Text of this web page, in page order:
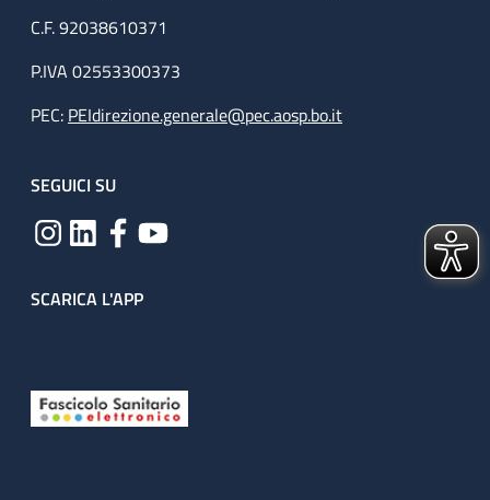
C.F. 92038610371
P.IVA 02553300373
PEC: PEIdirezione.generale@pec.aosp.bo.it
SEGUICI SU
SCARICA L'APP